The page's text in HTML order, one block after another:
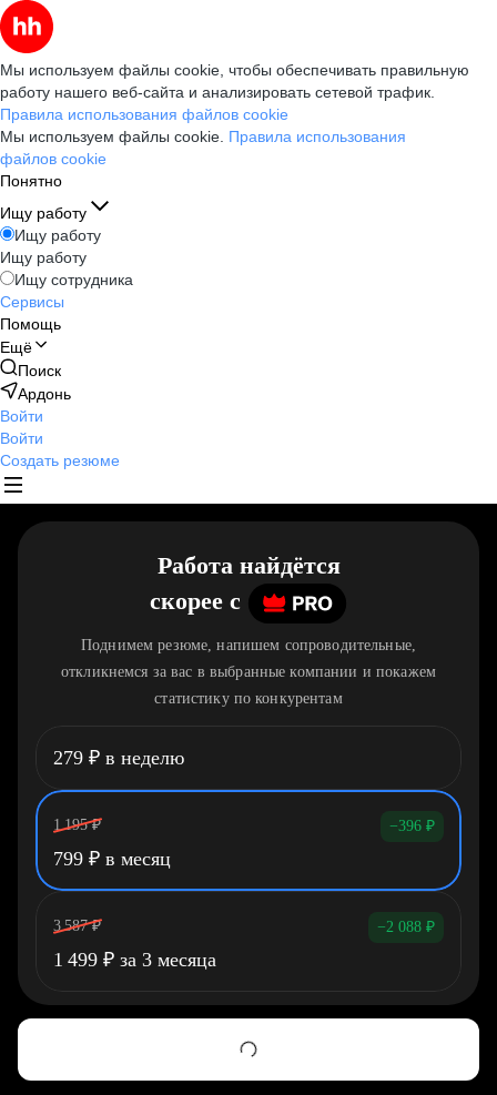
Мы используем файлы cookie, чтобы обеспечивать правильную
работу нашего веб-сайта и анализировать сетевой трафик.
Правила использования файлов cookie
Мы используем файлы cookie. Правила использования
файлов cookie
Понятно
Ищу работу
Ищу работу
Ищу работу
Ищу сотрудника
Сервисы
Помощь
Ещё
Поиск
Ардонь
Войти
Войти
Создать резюме
Работа найдётся
скорее c
Поднимем резюме, напишем сопроводительные,
откликнемся за вас в выбранные компании и покажем
статистику по конкурентам
279 ₽ в неделю
1 195 ₽ −396 ₽
799 ₽ в месяц
3 587 ₽ −2 088 ₽
1 499 ₽ за 3 месяца